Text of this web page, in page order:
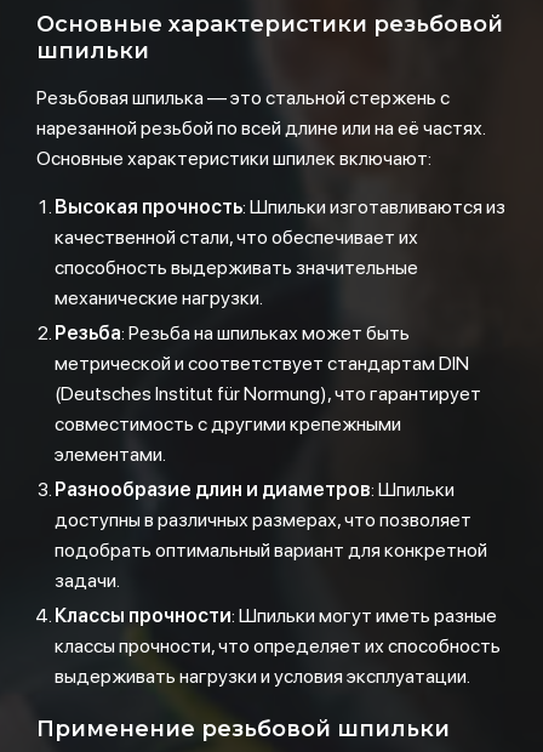
Основные характеристики резьбовой
шпильки
Резьбовая шпилька — это стальной стержень с
нарезанной резьбой по всей длине или на её частях.
Основные характеристики шпилек включают:
Высокая прочность: Шпильки изготавливаются из
качественной стали, что обеспечивает их
способность выдерживать значительные
механические нагрузки.
Резьба: Резьба на шпильках может быть
метрической и соответствует стандартам DIN
(Deutsches Institut für Normung), что гарантирует
совместимость с другими крепежными
элементами.
Разнообразие длин и диаметров: Шпильки
доступны в различных размерах, что позволяет
подобрать оптимальный вариант для конкретной
задачи.
Классы прочности: Шпильки могут иметь разные
классы прочности, что определяет их способность
выдерживать нагрузки и условия эксплуатации.
Применение резьбовой шпильки